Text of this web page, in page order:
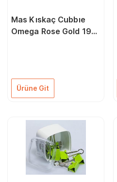
Mas Kıskaç Cubbıe
Omega Rose Gold 19
Ürüne Git